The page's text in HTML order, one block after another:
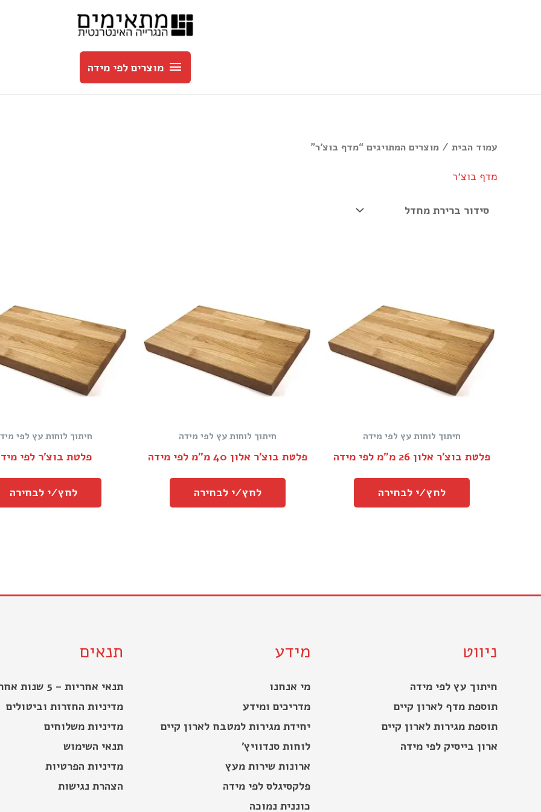
מוצרים
לפי
מידה
מוצרים לפי מידה
עמוד הבית / מוצרים המתויגים “מדף בוצ׳ר”
מדף בוצ׳ר
חיתוך לוחות עץ לפי מידה
פלטת בוצ׳ר אלון 26 מ״מ לפי מידה
לחץ/י לבחירה
חיתוך לוחות עץ לפי מידה
פלטת בוצ׳ר אלון 40 מ״מ לפי מידה
לחץ/י לבחירה
חיתוך לוחות עץ לפי
פלטת בוצ׳ר לפי
לחץ/י לבחירה
ניווט
חיתוך עץ לפי מידה
תוספת מדף לארון קיים
תוספת מגירות לארון קיים
ארון בייסיק לפי מידה
מידע
מי אנחנו
מדריכים ומידע
יחידת מגירות למטבח לארון קיים
לוחות סנדוויץ’
ארונות שירות מעץ
פלקסיגלס לפי מידה
כוננית נמוכה
תנאים
תנאי אחריות – 5 שנות אחריות
מדיניות החזרות וביטולים
מדיניות משלוחים
תנאי השימוש
מדיניות הפרטיות
הצהרת נגישות